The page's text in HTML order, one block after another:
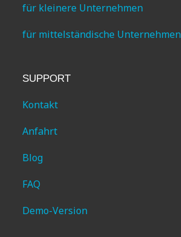
für kleinere Unternehmen
für mittelständische Unternehmen
SUPPORT
Kontakt
Anfahrt
Blog
FAQ
Demo-Version